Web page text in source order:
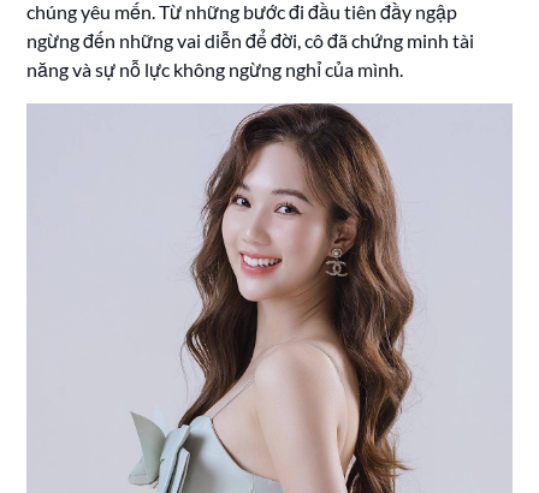
chúng yêu mến. Từ những bước đi đầu tiên đầy ngập
ngừng đến những vai diễn để đời, cô đã chứng minh tài
năng và sự nỗ lực không ngừng nghỉ của mình.